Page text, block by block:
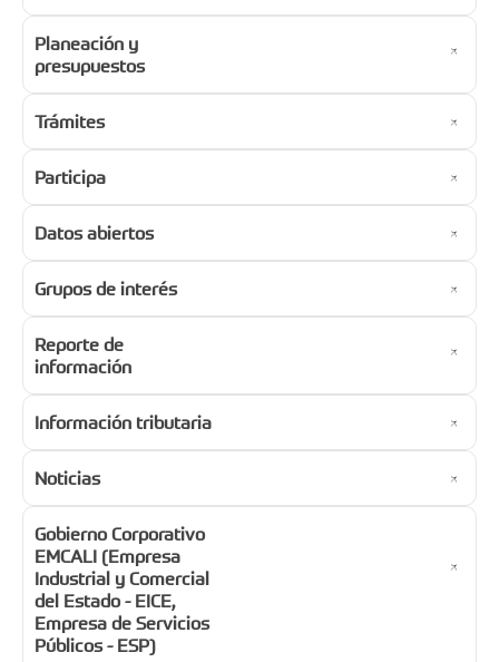
Planeación y
presupuestos
Trámites
Participa
Datos abiertos
Grupos de interés
Reporte de
información
Información tributaria
Noticias
Gobierno Corporativo
EMCALI (Empresa
Industrial y Comercial
del Estado - EICE,
Empresa de Servicios
Públicos - ESP)